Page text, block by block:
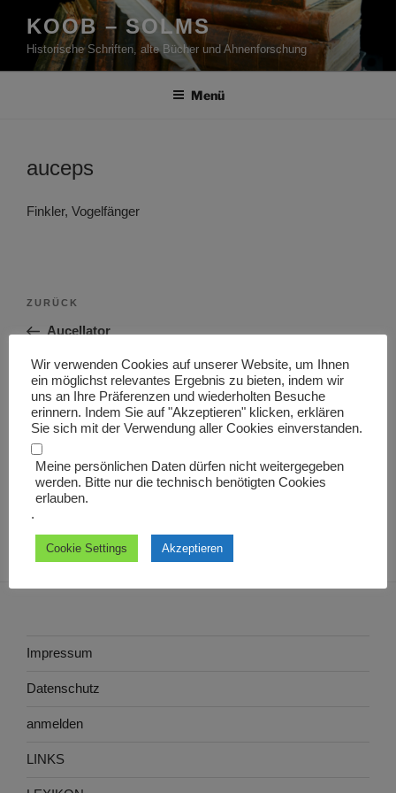
Inhalt
springen
KOOB – SOLMS
Historische Schriften, alte Bücher und Ahnenforschung
Menü
auceps
Finkler, Vogelfänger
Beitragsnavigation
Vorheriger
Beitrag
ZURÜCK
Aucellator
Nächster
Beitrag
WEITER
auctionarius
Impressum
Datenschutz
anmelden
LINKS
Wir verwenden Cookies auf unserer Website, um Ihnen
ein möglichst relevantes Ergebnis zu bieten, indem wir
uns an Ihre Präferenzen und wiederholten Besuche
erinnern. Indem Sie auf "Akzeptieren" klicken, erklären
Sie sich mit der Verwendung aller Cookies einverstanden.
Meine persönlichen Daten dürfen nicht weitergegeben
werden. Bitte nur die technisch benötigten Cookies
erlauben.
.
Cookie Settings Akzeptieren